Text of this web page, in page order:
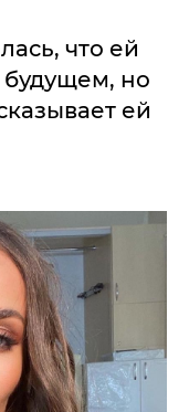
что ей
будущем, но
ей